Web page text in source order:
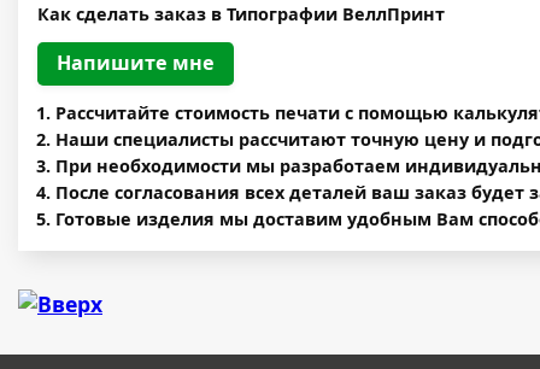
Напишите мне
Как сделать заказ в Типографии ВеллПринт
Рассчитайте стоимость печати c помощью
Наши специалисты рассчитают точную цену и
При необходимости мы разработаем
После согласования всех деталей ваш заказ будет
Готовые изделия мы доставим удобным Вам